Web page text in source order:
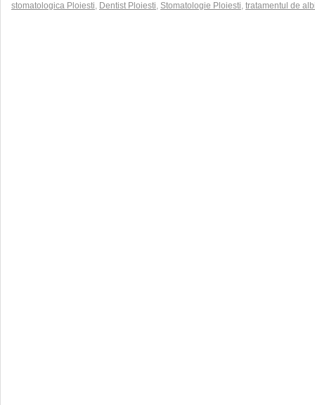
stomatologica Ploiesti, Dentist Ploiesti, Stomatologie Ploiesti, tratamentul de